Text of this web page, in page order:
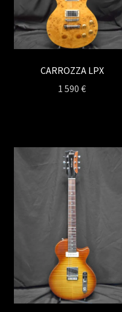
CARROZZA LPX
1 590€